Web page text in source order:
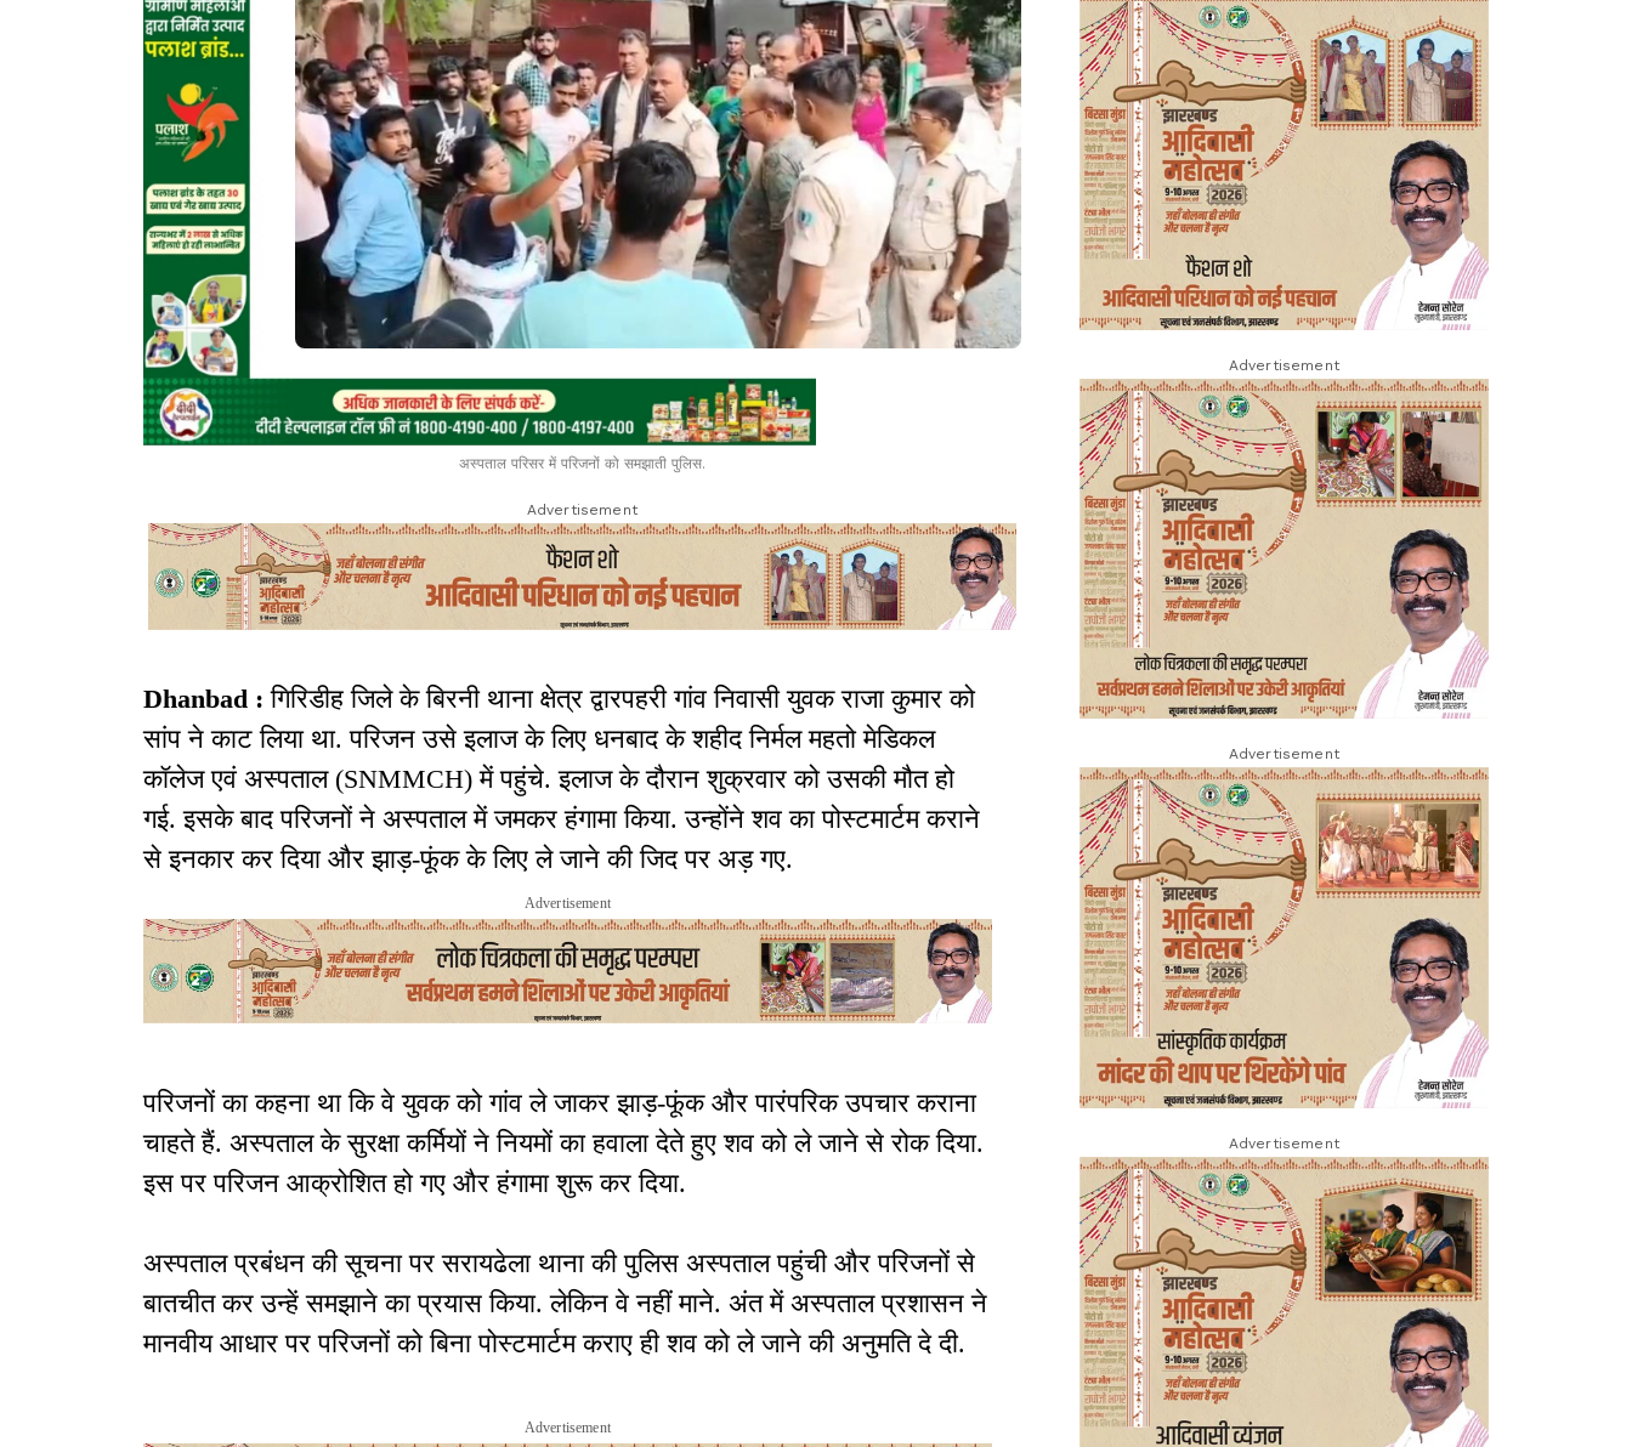
अस्पताल परिसर में परिजनों को समझाती पुलिस.
Advertisement
Dhanbad :गिरिडीह जिले के बिरनी थाना क्षेत्र द्वारपहरी गांव निवासी युवक राजा कुमार को
सांप ने काट लिया था. परिजन उसे इलाज के लिए धनबाद के शहीद निर्मल महतो मेडिकल
कॉलेज एवं अस्पताल (SNMMCH) में पहुंचे. इलाज के दौरान शुक्रवार को उसकी मौत हो
गई. इसके बाद परिजनों ने अस्पताल में जमकर हंगामा किया. उन्होंने शव का पोस्टमार्टम कराने
से इनकार कर दिया और झाड़-फूंक के लिए ले जाने की जिद पर अड़ गए.
Advertisement
परिजनों का कहना था कि वे युवक को गांव ले जाकर झाड़-फूंक और पारंपरिक उपचार कराना
चाहते हैं. अस्पताल के सुरक्षा कर्मियों ने नियमों का हवाला देते हुए शव को ले जाने से रोक दिया.
इस पर परिजन आक्रोशित हो गए और हंगामा शुरू कर दिया.
अस्पताल प्रबंधन की सूचना पर सरायढेला थाना की पुलिस अस्पताल पहुंची और परिजनों से
बातचीत कर उन्हें समझाने का प्रयास किया. लेकिन वे नहीं माने. अंत में अस्पताल प्रशासन ने
मानवीय आधार पर परिजनों को बिना पोस्टमार्टम कराए ही शव को ले जाने की अनुमति दे दी.
Advertisement
Advertisement
Advertisement
Advertisement